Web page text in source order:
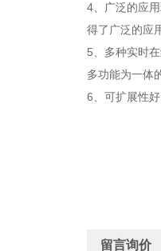
4、广泛的应
得了广泛的应
5、多种实时
多功能为一体
6、可扩展性
留言询价